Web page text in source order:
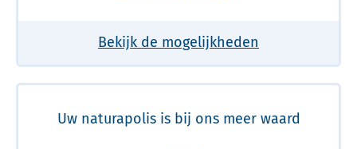
Bekijk de mogelijkheden
Uw naturapolis is bij ons meer waard